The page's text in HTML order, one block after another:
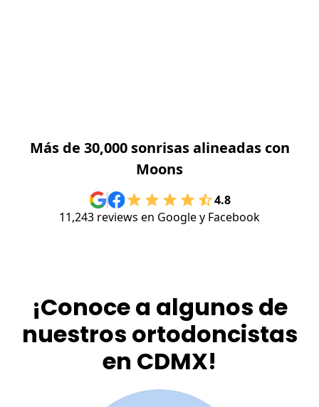
Más de 30,000 sonrisas alineadas con
Moons
4.8
11,243 reviews en Google y Facebook
¡Conoce a algunos de
nuestros ortodoncistas
en CDMX!